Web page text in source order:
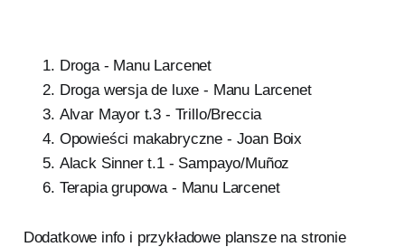
Droga - Manu Larcenet
Droga wersja de luxe - Manu Larcenet
Alvar Mayor t.3 - Trillo/Breccia
Opowieści makabryczne - Joan Boix
Alack Sinner t.1 - Sampayo/Muñoz
Terapia grupowa - Manu Larcenet
Dodatkowe info i przykładowe plansze na stronie